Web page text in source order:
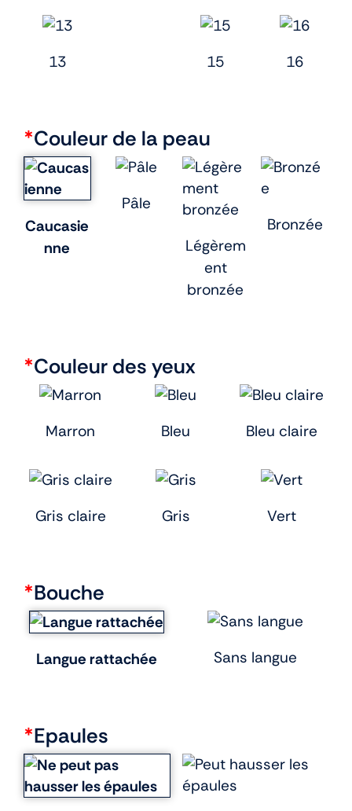
13 15 16
*Couleur de la peau
Caucasie
nne
Pâle
Légèrem
ent
bronzée
Bronzée
*Couleur des yeux
Marron Bleu Bleu claire
Gris claire Gris Vert
*Bouche
Langue rattachée Sans langue
*Epaules